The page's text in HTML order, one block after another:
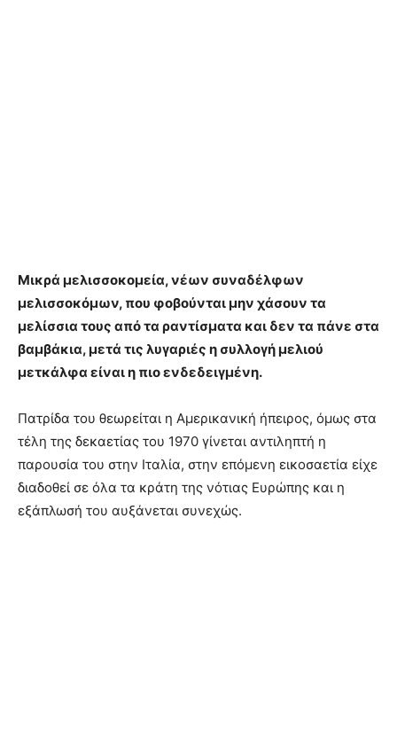
Μικρά μελισσοκομεία, νέων συναδέλφων
μελισσοκόμων, που φοβούνται μην χάσουν τα
μελίσσια τους από τα ραντίσματα και δεν τα πάνε στα
βαμβάκια, μετά τις λυγαριές η συλλογή μελιού
μετκάλφα είναι η πιο ενδεδειγμένη.
Πατρίδα του θεωρείται η Αμερικανική ήπειρος, όμως στα
τέλη της δεκαετίας του 1970 γίνεται αντιληπτή η
παρουσία του στην Ιταλία, στην επόμενη εικοσαετία είχε
διαδοθεί σε όλα τα κράτη της νότιας Ευρώπης και η
εξάπλωσή του αυξάνεται συνεχώς.